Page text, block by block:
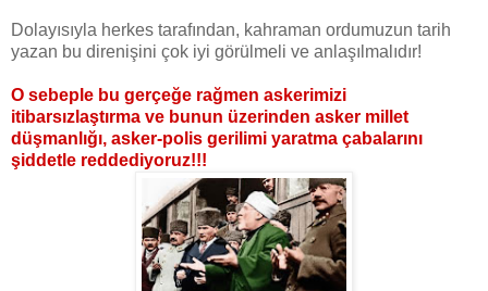
Dolayısıyla herkes tarafından, kahraman ordumuzun tarih
yazan bu direnişini çok iyi görülmeli ve anlaşılmalıdır!
O sebeple bu gerçeğe rağmen askerimizi
itibarsızlaştırma ve bunun üzerinden asker millet
düşmanlığı, asker-polis gerilimi yaratma çabalarını
şiddetle reddediyoruz!!!